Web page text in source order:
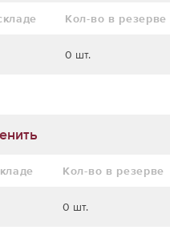
Кол-во в резерве
0 шт.
Кол-во в резерве
0 шт.